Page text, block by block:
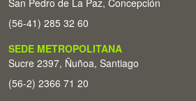
San Pedro de La Paz, Concepción
(56-41) 285 32 60
SEDE METROPOLITANA
Sucre 2397, Ñuñoa, Santiago
(56-2) 2366 71 20